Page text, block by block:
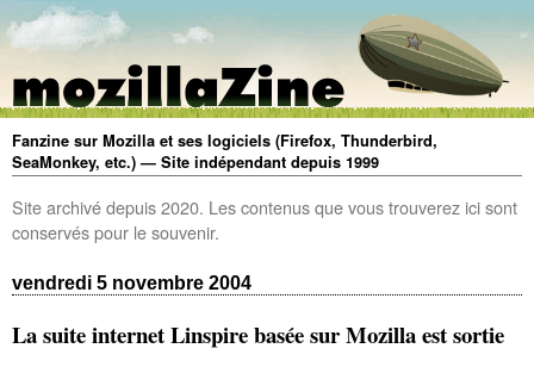
Fanzine sur Mozilla et ses logiciels (Firefox, Thunderbird,
SeaMonkey, etc.) — Site indépendant depuis 1999
Site archivé depuis 2020. Les contenus que vous trouverez ici sont
conservés pour le souvenir.
vendredi 5 novembre 2004
La suite internet Linspire basée sur Mozilla est sortie